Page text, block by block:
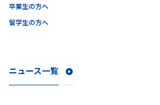
卒業生の方へ
留学生の方へ
ニュース一覧